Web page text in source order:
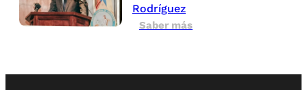
Rodríguez
Saber más